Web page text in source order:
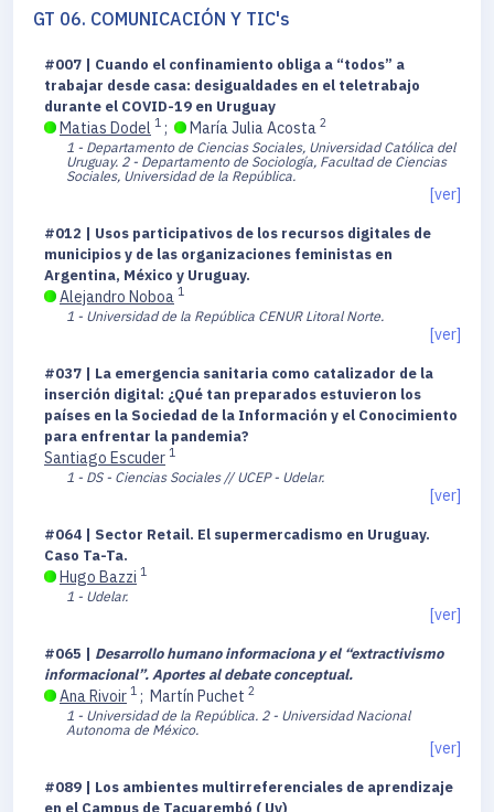
GT 06. COMUNICACIÓN Y TIC's
#007 | Cuando el confinamiento obliga a “todos” a
trabajar desde casa: desigualdades en el teletrabajo
durante el COVID-19 en Uruguay
Matias Dodel 1 ; María Julia Acosta 2
1 - Departamento de Ciencias Sociales, Universidad Católica del
Uruguay. 2 - Departamento de Sociología, Facultad de Ciencias
Sociales, Universidad de la República.
[ver]
#012 | Usos participativos de los recursos digitales de
municipios y de las organizaciones feministas en
Argentina, México y Uruguay.
Alejandro Noboa 1
1 - Universidad de la República CENUR Litoral Norte.
[ver]
#037 | La emergencia sanitaria como catalizador de la
inserción digital: ¿Qué tan preparados estuvieron los
países en la Sociedad de la Información y el Conocimiento
para enfrentar la pandemia?
Santiago Escuder 1
1 - DS - Ciencias Sociales // UCEP - Udelar.
[ver]
#064 | Sector Retail. El supermercadismo en Uruguay.
Caso Ta-Ta.
Hugo Bazzi 1
1 - Udelar.
[ver]
#065 | Desarrollo humano informaciona y el “extractivismo
informacional”. Aportes al debate conceptual.
Ana Rivoir 1 ; Martín Puchet 2
1 - Universidad de la República. 2 - Universidad Nacional
Autonoma de México.
[ver]
#089 | Los ambientes multirreferenciales de aprendizaje
en el Campus de Tacuarembó ( Uy)